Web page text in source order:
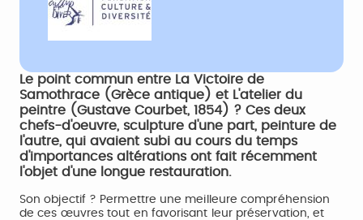
Le point commun entre La Victoire de
Samothrace (Grèce antique) et L'atelier du
peintre (Gustave Courbet, 1854) ? Ces deux
chefs-d'oeuvre, sculpture d'une part, peinture de
l'autre, qui avaient subi au cours du temps
d'importances altérations ont fait récemment
l'objet d'une longue restauration.
Son objectif ? Permettre une meilleure compréhension
de ces œuvres tout en favorisant leur préservation, et